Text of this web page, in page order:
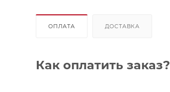
ОПЛАТА ДОСТАВКА
Как оплатить заказ?